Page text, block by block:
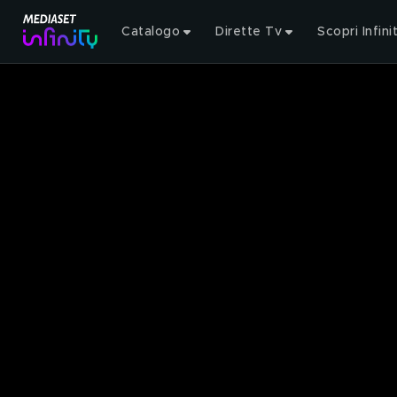
Catalogo Dirette Tv Scopri